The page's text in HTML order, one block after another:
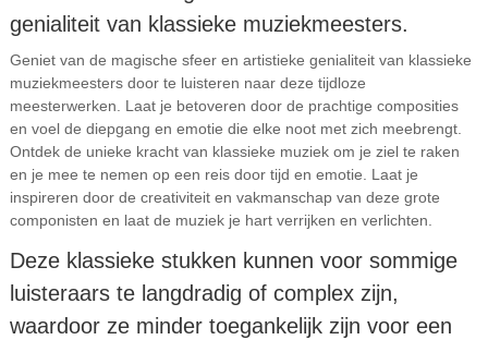
genialiteit van klassieke muziekmeesters.
Geniet van de magische sfeer en artistieke genialiteit van klassieke
muziekmeesters door te luisteren naar deze tijdloze
meesterwerken. Laat je betoveren door de prachtige composities
en voel de diepgang en emotie die elke noot met zich meebrengt.
Ontdek de unieke kracht van klassieke muziek om je ziel te raken
en je mee te nemen op een reis door tijd en emotie. Laat je
inspireren door de creativiteit en vakmanschap van deze grote
componisten en laat de muziek je hart verrijken en verlichten.
Deze klassieke stukken kunnen voor sommige
luisteraars te langdradig of complex zijn,
waardoor ze minder toegankelijk zijn voor een